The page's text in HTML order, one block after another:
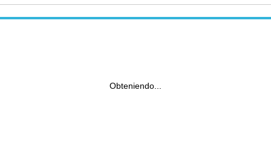
Obteniendo...